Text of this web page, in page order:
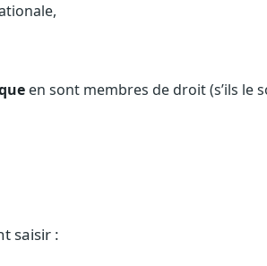
en sont membres de droit (s’ils le
saisir :